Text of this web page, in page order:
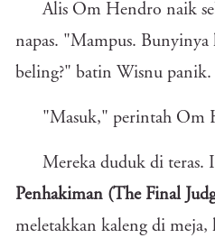
Alis Om Hendro naik
napas. "Mampus. Bunyinya
beling?" batin Wisnu panik.
"Masuk," perintah Om
Mereka duduk di teras.
Penhakiman (The Final
meletakkan kaleng di meja,